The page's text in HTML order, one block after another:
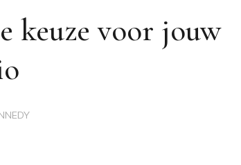
keuze voor jouw